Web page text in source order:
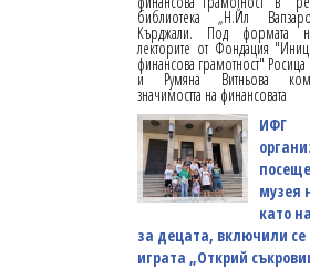
библиотека „Н.Йл
Кърджали. Под формата
лекторите от Фондация
финансова грамотност" Росица
и Румяна Витньова
значимостта на финансовата
ИФГ
музея
като
за децата, включили се
играта „Открий